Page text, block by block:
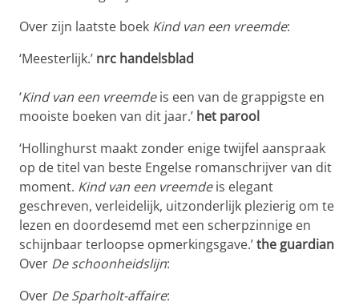
Over zijn laatste boek Kind van een vreemde:
‘Meesterlijk.’ nrc handelsblad
‘Kind van een vreemdeis een van de grappigste en
mooiste boeken van dit jaar.’ het parool
‘Hollinghurst maakt zonder enige twijfel aanspraak
op de titel van beste Engelse romanschrijver van dit
moment. Kind van een vreemdeis elegant
geschreven, verleidelijk, uitzonderlijk plezierig om te
lezen en doordesemd met een scherpzinnige en
schijnbaar terloopse opmerkingsgave.’the guardian
Over De schoonheidslijn:
Over De Sparholt-affaire: